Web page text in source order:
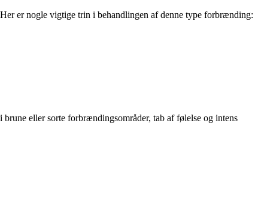
er nogle vigtige trin i behandlingen af ​​denne type forbrænding:
eller sorte forbrændingsområder, tab af følelse og intens